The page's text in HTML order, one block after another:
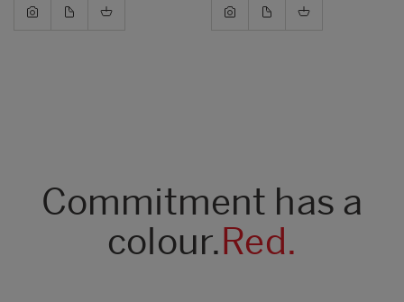
Commitment has a
colour.Red.